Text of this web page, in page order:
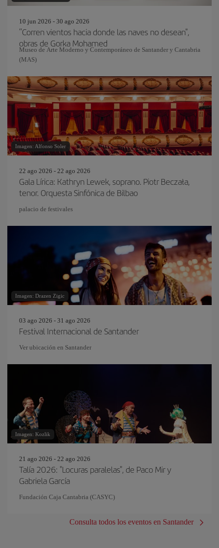
10 jun 2026 - 30 ago 2026
“Corren vientos hacia donde las naves no desean",
obras de Gorka Mohamed
Museo de Arte Moderno y Contemporáneo de Santander y Cantabria
(MAS)
Imagen: Alfonso Soler
22 ago 2026 - 22 ago 2026
Gala Lírica: Kathryn Lewek, soprano. Piotr Beczała,
tenor. Orquesta Sinfónica de Bilbao
palacio de festivales
Imagen: Drazen Zigic
03 ago 2026 - 31 ago 2026
Festival Internacional de Santander
Ver ubicación en Santander
Imagen: Kozlik
21 ago 2026 - 22 ago 2026
Talía 2026: "Locuras paralelas", de Paco Mir y
Gabriela García
Fundación Caja Cantabria (CASYC)
Consulta todos los eventos en Santander